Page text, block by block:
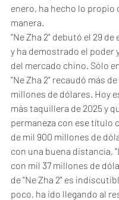
enero, ha hecho lo propio
manera.
"Ne Zha 2" debutó el 29 de
y ha demostrado el poder
del mercado chino. Sólo
"Ne Zha 2" recaudó más
millones de dólares. Hoy
más taquillera de 2025 y
permaneza con ese título
de mil 900 millones de
con una buena distancia,
con mil 37 millones de
de "Ne Zha 2" es
poco, ha ido llegando al